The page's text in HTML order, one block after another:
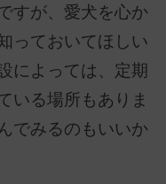
すが、愛犬を心か
っておいてほしい
によっては、定期
いる場所もありま
でみるのもいいか